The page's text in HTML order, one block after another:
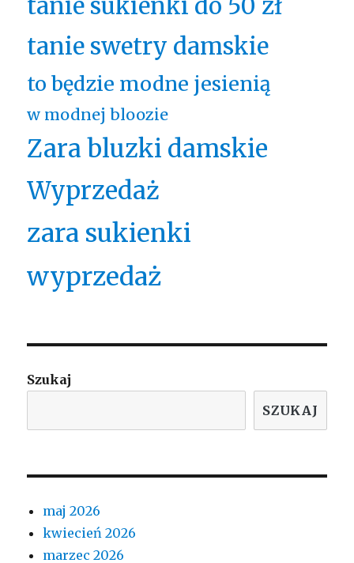
tanie swetry damskie
to będzie modne jesienią
w modnej bloozie
Zara bluzki damskie
Wyprzedaż
zara sukienki
wyprzedaż
Szukaj
SZUKAJ
maj 2026
kwiecień 2026
marzec 2026